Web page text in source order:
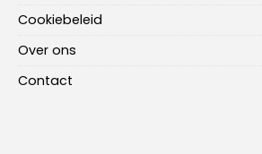
Cookiebeleid
Over ons
Contact